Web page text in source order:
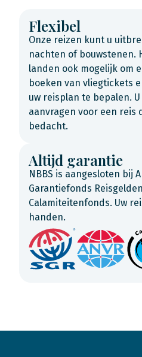
Flexibel
Onze reizen kunt u
nachten of bouwstenen.
landen ook mogelijk om
boeken van vliegtickets
uw reisplan te bepalen.
aanvragen voor een reis
bedacht.
Altijd garantie
NBBS is aangesloten bij
Garantiefonds
Calamiteitenfonds. Uw
handen.